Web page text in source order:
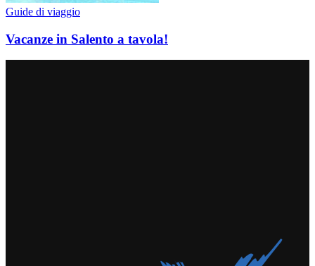
Guide di viaggio
Vacanze in Salento a tavola!